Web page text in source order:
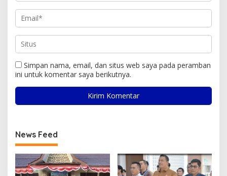
Simpan nama, email, dan situs web saya pada peramban
ini untuk komentar saya berikutnya.
News Feed